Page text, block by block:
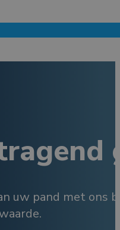
uw pand met ons